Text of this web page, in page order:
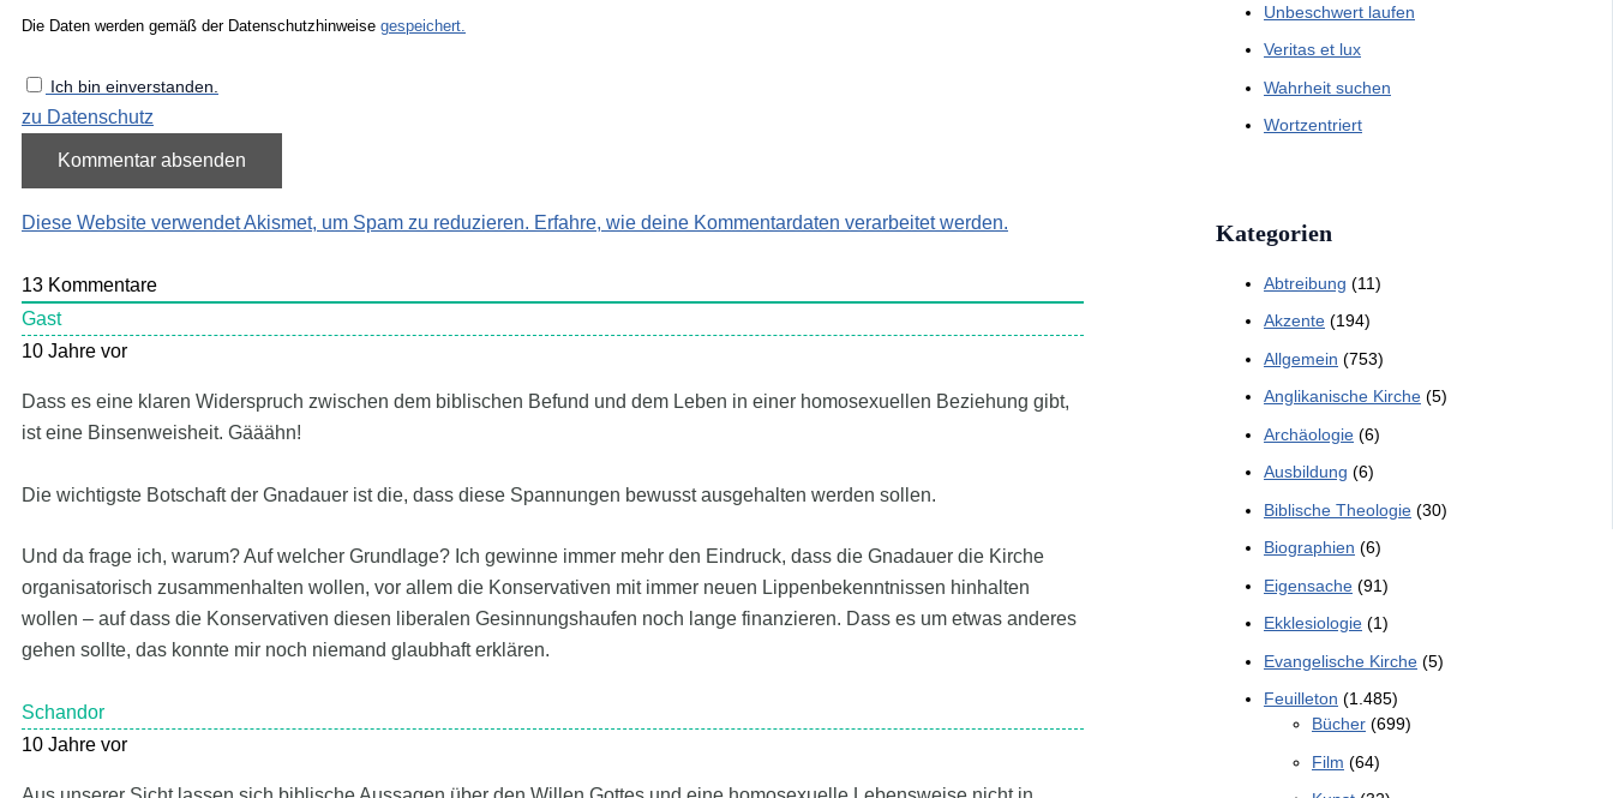
Die Daten werden gemäß der Datenschutzhinweise gespeichert.
Ich bin einverstanden.
zu Datenschutz
Diese Website verwendet Akismet, um Spam zu reduzieren. Erfahre, wie deine Kommentardaten verarbeitet werden.
13 Kommentare
Gast
10 Jahre vor
Dass es eine klaren Widerspruch zwischen dem biblischen Befund und dem Leben in einer homosexuellen Beziehung gibt,
ist eine Binsenweisheit. Gääähn!
Die wichtigste Botschaft der Gnadauer ist die, dass diese Spannungen bewusst ausgehalten werden sollen.
Und da frage ich, warum? Auf welcher Grundlage? Ich gewinne immer mehr den Eindruck, dass die Gnadauer die Kirche
organisatorisch zusammenhalten wollen, vor allem die Konservativen mit immer neuen Lippenbekenntnissen hinhalten
wollen – auf dass die Konservativen diesen liberalen Gesinnungshaufen noch lange finanzieren. Dass es um etwas anderes
gehen sollte, das konnte mir noch niemand glaubhaft erklären.
Schandor
10 Jahre vor
Unbeschwert laufen
Veritas et lux
Wahrheit suchen
Wortzentriert
Kategorien
Abtreibung (11)
Akzente (194)
Allgemein (753)
Anglikanische Kirche (5)
Archäologie (6)
Ausbildung (6)
Biblische Theologie (30)
Biographien (6)
Eigensache (91)
Ekklesiologie (1)
Evangelische Kirche (5)
Feuilleton (1.485)
Bücher (699)
Film (64)